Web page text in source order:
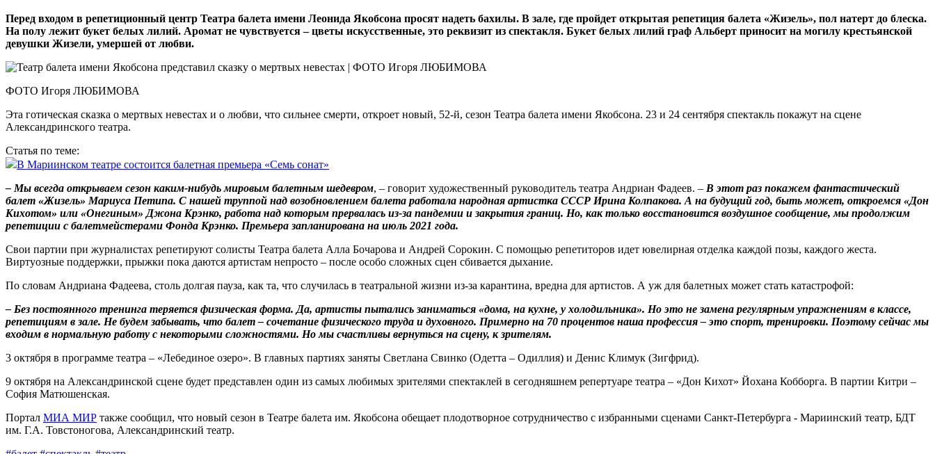
Перед входом в репетиционный центр Театра балета имени Леонида Якобсона просят надеть бахилы. В зале, где пройдет открытая репетиция балета «Жизель», пол натерт до блеска.
На полу лежит букет белых лилий. Аромат не чувствуется – цветы искусственные, это реквизит из спектакля. Букет белых лилий граф Альберт приносит на могилу крестьянской
девушки Жизели, умершей от любви.
ФОТО Игоря ЛЮБИМОВА
Эта готическая сказка о мертвых невестах и о любви, что сильнее смерти, откроет новый, 52-й, сезон Театра балета имени Якобсона. 23 и 24 сентября спектакль покажут на сцене
Александринского театра.
Статья по теме:
В Мариинском театре состоится балетная премьера «Семь сонат»
– Мы всегда открываем сезон каким-нибудь мировым балетным шедевром, – говорит художественный руководитель театра Андриан Фадеев. – В этот раз покажем фантастический
балет «Жизель» Мариуса Петипа. С нашей труппой над возобновлением балета работала народная артистка СССР Ирина Колпакова. А на будущий год, быть может, откроемся «Дон
Кихотом» или «Онегиным» Джона Крэнко, работа над которым прервалась из-за пандемии и закрытия границ. Но, как только восстановится воздушное сообщение, мы продолжим
репетиции с балетмейстерами Фонда Крэнко. Премьера запланирована на июль 2021 года.
Свои партии при журналистах репетируют солисты Театра балета Алла Бочарова и Андрей Сорокин. С помощью репетиторов идет ювелирная отделка каждой позы, каждого жеста.
Виртуозные поддержки, прыжки пока даются артистам непросто – после особо сложных сцен сбивается дыхание.
По словам Андриана Фадеева, столь долгая пауза, как та, что случилась в театральной жизни из-за карантина, вредна для артистов. А уж для балетных может стать катастрофой:
– Без постоянного тренинга теряется физическая форма. Да, артисты пытались заниматься «дома, на кухне, у холодильника». Но это не замена регулярным упражнениям в классе,
репетициям в зале. Не будем забывать, что балет – сочетание физического труда и духовного. Примерно на 70 процентов наша профессия – это спорт, тренировки. Поэтому сейчас мы
входим в нормальную работу с некоторыми сложностями. Но мы счастливы вернуться на сцену, к зрителям.
3 октября в программе театра – «Лебединое озеро». В главных партиях заняты Светлана Свинко (Одетта – Одиллия) и Денис Климук (Зигфрид).
9 октября на Александринской сцене будет представлен один из самых любимых зрителями спектаклей в сегодняшнем репертуаре театра – «Дон Кихот» Йохана Кобборга. В партии Китри –
София Матюшенская.
Портал МИА МИР также сообщил, что новый сезон в Театре балета им. Якобсона обещает плодотворное сотрудничество с избранными сценами Санкт-Петербурга - Мариинский театр, БДТ
им. Г.А. Товстоногова, Александринский театр.